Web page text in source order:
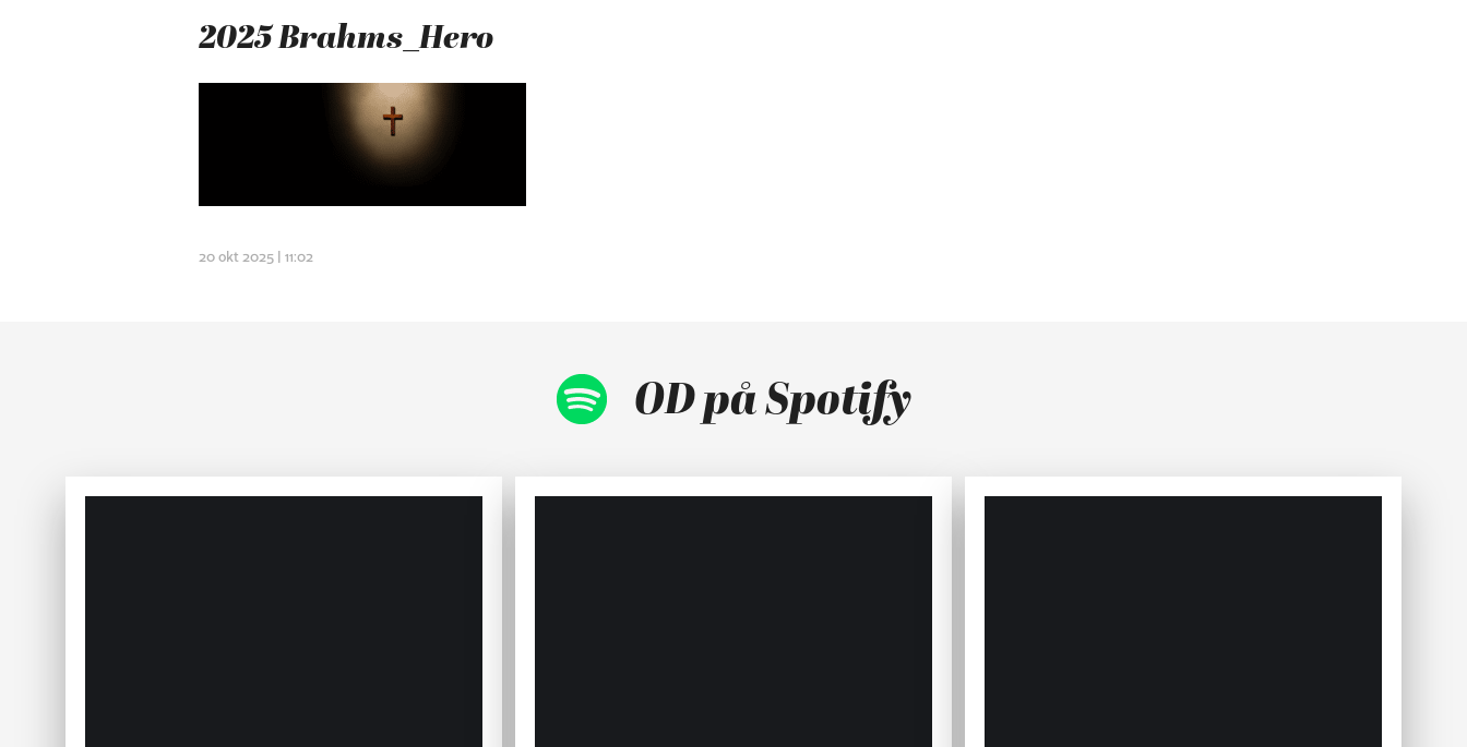
2025 Brahms_Hero
20 okt 2025 | 11:02
OD på Spotify